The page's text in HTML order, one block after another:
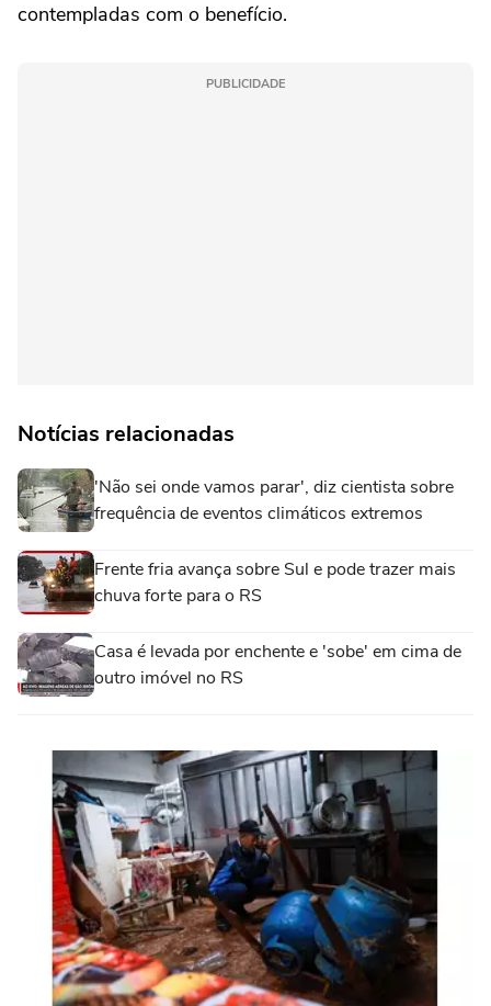
contempladas com o benefício.
PUBLICIDADE
Notícias relacionadas
'Não sei onde vamos parar', diz cientista sobre
frequência de eventos climáticos extremos
Frente fria avança sobre Sul e pode trazer mais
chuva forte para o RS
Casa é levada por enchente e 'sobe' em cima de
outro imóvel no RS